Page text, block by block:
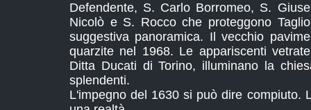
Defendente, S. Carlo Borromeo, S.
Nicolò e S. Rocco che proteggono
suggestiva panoramica. Il vecchio
quarzite nel 1968. Le appariscenti
Ditta Ducati di Torino, illuminano la
splendenti.
L'impegno del 1630 si può dire compiuto.